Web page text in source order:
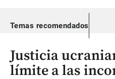
Temas recomendados
Justicia
límite a las